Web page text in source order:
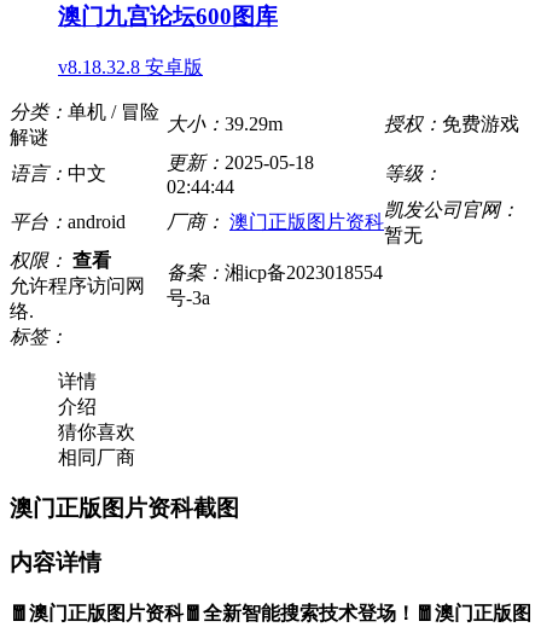
澳门九宫论坛600图库
v8.18.32.8 安卓版
分类： 单机 / 冒险
解谜
大小： 39.29m 授权： 免费游戏
语言： 中文
更新： 2025-05-18
02:44:44
等级：
平台： android 厂商： 澳门正版图片资科
凯发公司官网：
暂无
权限： 查看
允许程序访问网
络.
备案： 湘icp备2023018554
号-3a
标签：
详情
介绍
猜你喜欢
相同厂商
澳门正版图片资科截图
内容详情
🧧澳门正版图片资科🧧全新智能搜索技术登场！🧧澳门正版图